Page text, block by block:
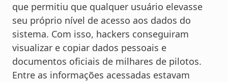
que permitiu que qualquer usuário elevasse
seu próprio nível de acesso aos dados do
sistema. Com isso, hackers conseguiram
visualizar e copiar dados pessoais e
documentos oficiais de milhares de pilotos.
Entre as informações acessadas estavam